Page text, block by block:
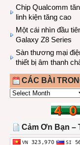
Chip Qualcomm
linh kiện tăng cao
Một cái nhìn đầu
Galaxy Z8 Series
Sàn thương mại
thiết bị âm thanh
CÁC BÀI
CÁC
THÁNG
Cảm Ơn Bạn –